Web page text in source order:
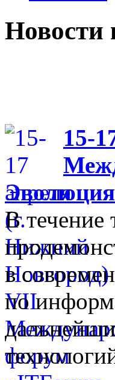
Новости
15-
В течение
в
по